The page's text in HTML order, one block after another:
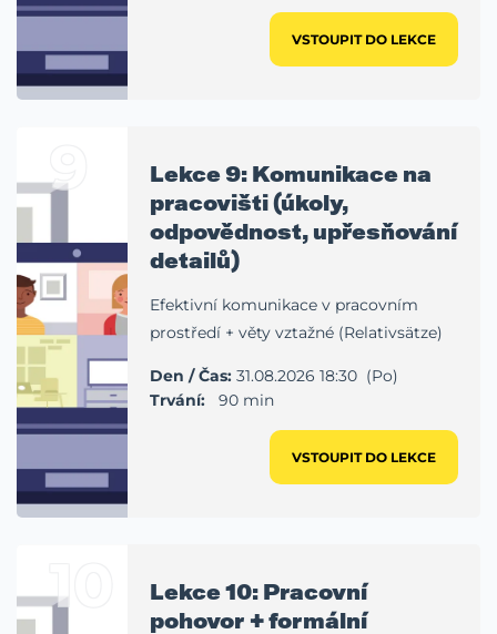
VSTOUPIT DO LEKCE
9
Lekce 9: Komunikace na
pracovišti (úkoly,
odpovědnost, upřesňování
detailů)
Efektivní komunikace v pracovním
prostředí + věty vztažné (Relativsätze)
Den / Čas: 31.08.2026 18:30 (Po)
Trvání: 90 min
VSTOUPIT DO LEKCE
10
Lekce 10: Pracovní
pohovor + formální